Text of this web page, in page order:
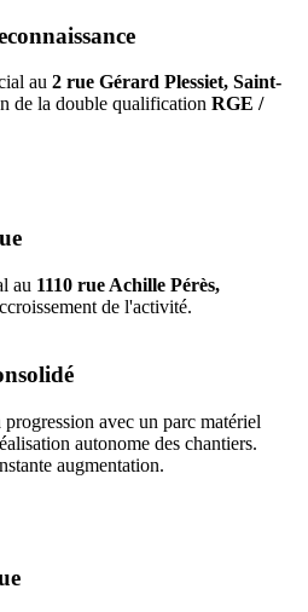
au 2 rue Gérard Plessiet, Saint-
de la double qualification RGE /
au 1110 rue Achille Pérès,
de l'activité.
avec un parc matériel
autonome des chantiers.
augmentation.